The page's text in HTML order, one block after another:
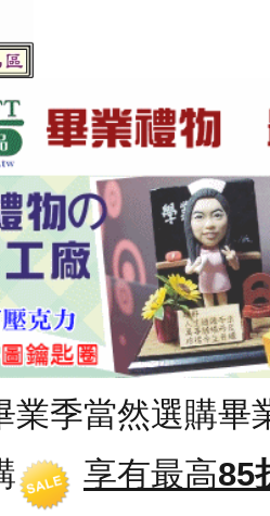
業季當然選購
享有最高85